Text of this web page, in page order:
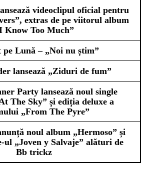
videoclipul oficial pentru
extras de pe viitorul album
Know Too Much”
pe Lună – „Noi nu știm”
lansează „Ziduri de fum”
Party lansează noul single
The Sky” și ediția deluxe a
„From The Pyre”
noul album „Hermoso” și
ul „Joven y Salvaje” alături de
Bb trickz